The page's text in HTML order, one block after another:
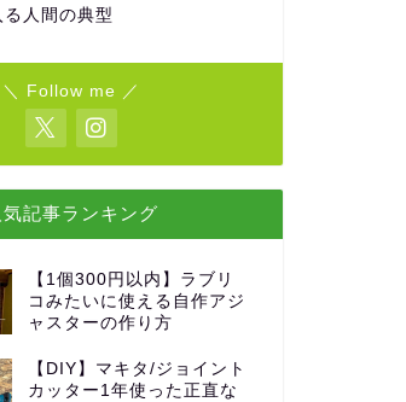
人間の典型
＼ Follow me ／
気記事ランキング
【1個300円以内】ラブリ
コみたいに使える自作アジ
ャスターの作り方
【DIY】マキタ/ジョイント
カッター1年使った正直な